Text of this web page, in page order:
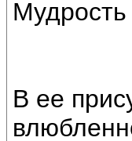
Мудрость
В ее